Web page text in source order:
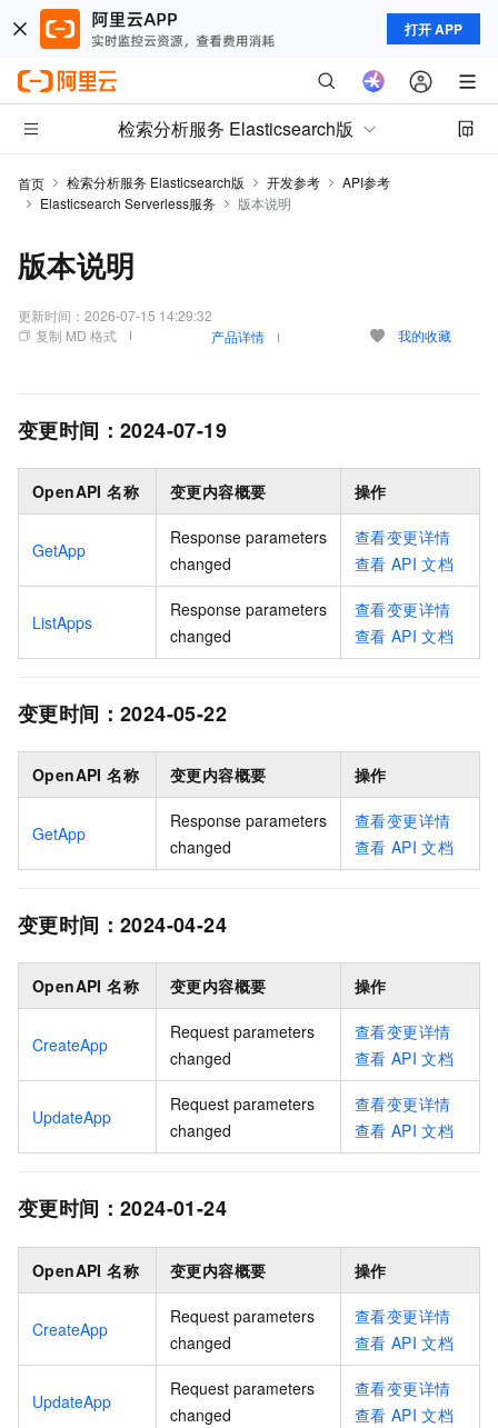
打开 APP
检索分析服务 Elasticsearch版
首页 检索分析服务 Elasticsearch版 开发参考
API参考
Elasticsearch Serverless服务
版本说明
版本说明
更新时间： 2026-07-15 14:29:32
复制 MD 格式
产品详情 我的收藏
变更时间： 2024-07-19
OpenAPI 名称 变更内容概要 操作
GetApp
Response parameters
changed
查看变更详情
查看 API 文档
ListApps
Response parameters
changed
查看变更详情
查看 API 文档
变更时间： 2024-05-22
OpenAPI 名称 变更内容概要 操作
GetApp
Response parameters
changed
查看变更详情
查看 API 文档
变更时间： 2024-04-24
OpenAPI 名称 变更内容概要 操作
CreateApp
Request parameters
changed
查看变更详情
查看 API 文档
UpdateApp
Request parameters
changed
查看变更详情
查看 API 文档
变更时间： 2024-01-24
OpenAPI 名称 变更内容概要 操作
CreateApp
Request parameters
changed
查看变更详情
查看 API 文档
UpdateApp
Request parameters
changed
查看变更详情
查看 API 文档